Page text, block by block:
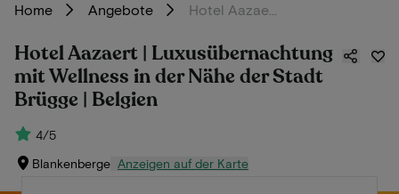
Home Angebote
Hotel Aazaert | Luxusübernachtung
mit Wellness in der Nähe der Stadt
Brügge | Belgien
4/5
Blankenberge Anzeigen auf der Karte